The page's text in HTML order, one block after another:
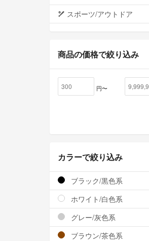
スポーツ/アウトドア
商品の価格で絞り込み
円〜
カラーで絞り込み
ブラック/黒色系
ホワイト/白色系
グレー/灰色系
ブラウン/茶色系